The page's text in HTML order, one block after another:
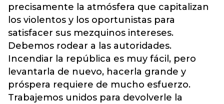
precisamente la atmósfera que capitalizan
los violentos y los oportunistas para
satisfacer sus mezquinos intereses.
Debemos rodear a las autoridades.
Incendiar la república es muy fácil, pero
levantarla de nuevo, hacerla grande y
próspera requiere de mucho esfuerzo.
Trabajemos unidos para devolverle la